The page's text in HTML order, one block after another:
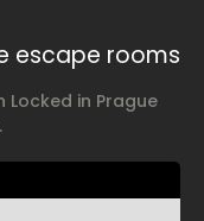
escape rooms
in Prague